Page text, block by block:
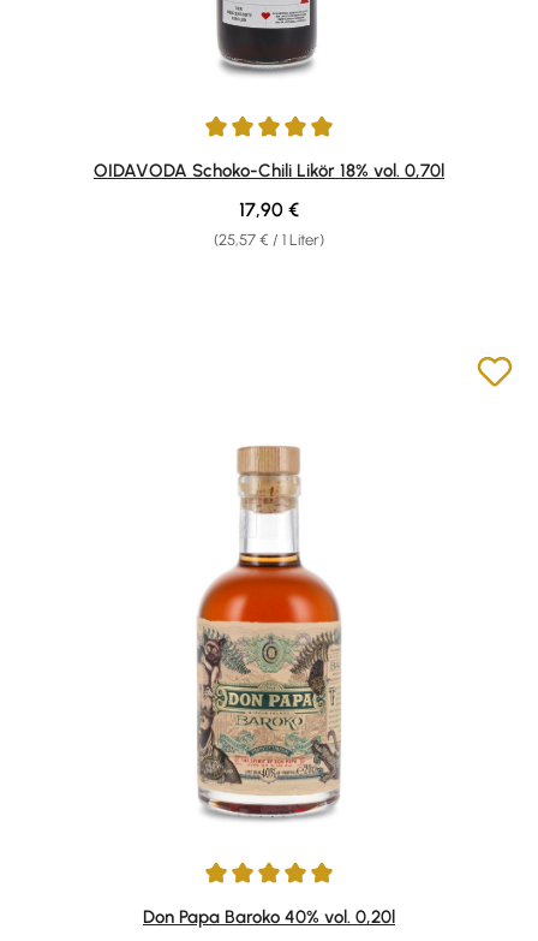
Durchschnittliche Bewertung von 5 von 5 Sternen
OIDAVODA Schoko-Chili Likör 18% vol. 0,70l
(25,57 € / 1 Liter)
Regulärer Preis:
17,90 €
Durchschnittliche Bewertung von 5 von 5 Sternen
Don Papa Baroko 40% vol. 0,20l